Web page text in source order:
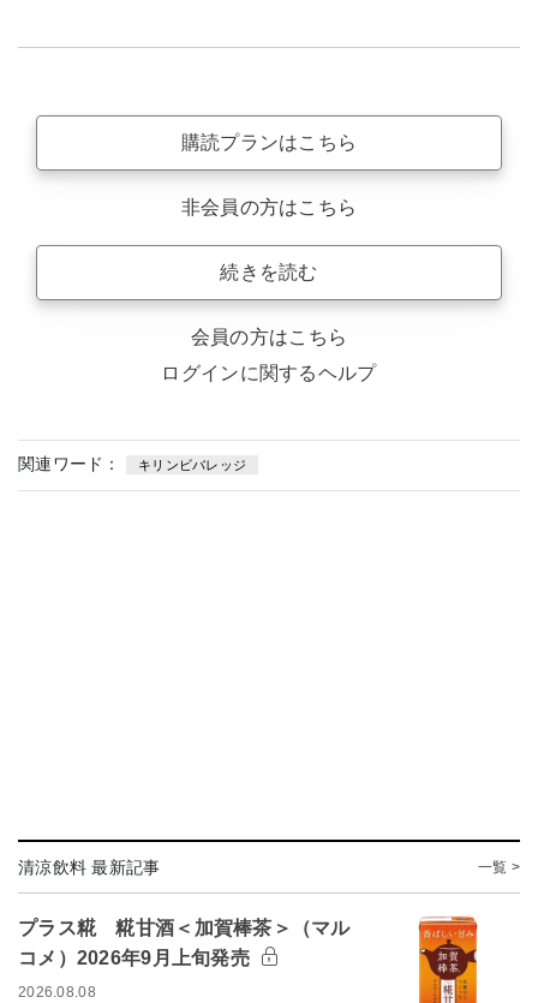
購読プランはこちら
非会員の方はこちら
続きを読む
会員の方はこちら
ログインに関するヘルプ
関連ワード： キリンビバレッジ
清涼飲料 最新記事 一覧 >
プラス糀 糀甘酒＜加賀棒茶＞（マル
コメ）2026年9月上旬発売
2026.08.08